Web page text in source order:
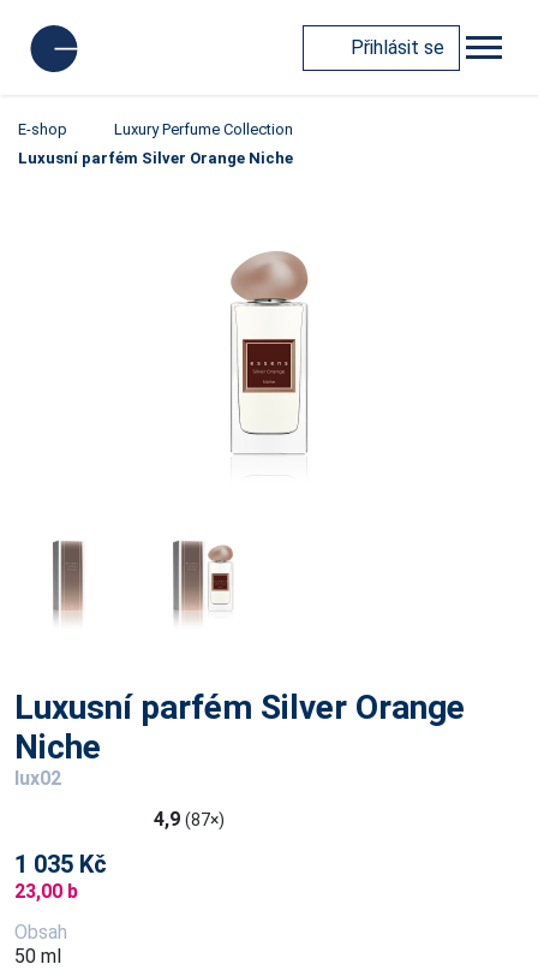
Přihlásit se
E-shop
Luxury Perfume Collection
Luxusní parfém Silver Orange Niche
Luxusní parfém Silver Orange
Niche
lux02
4,9 (87×)
1 035 Kč
23,00 b
Obsah
50 ml